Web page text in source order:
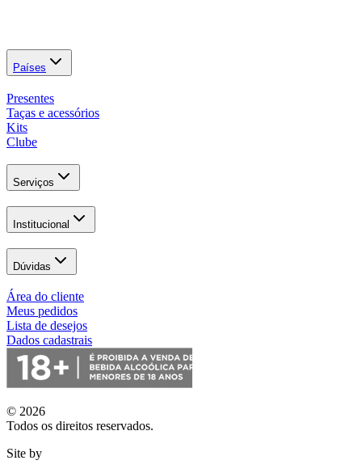
Países
Presentes
Taças e acessórios
Kits
Clube
Serviços
Institucional
Dúvidas
Área do cliente
Meus pedidos
Lista de desejos
Dados cadastrais
© 2026
Todos os direitos reservados.
Site by